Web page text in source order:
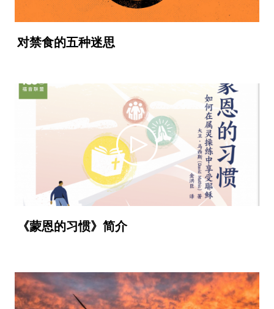
对禁食的五种迷思
video
《蒙恩的习惯》简介